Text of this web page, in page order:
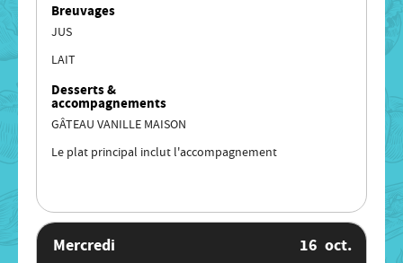
Breuvages
JUS
LAIT
Desserts &
accompagnements
GÂTEAU VANILLE MAISON
Le plat principal inclut l'accompagnement
Mercredi 16 oct.